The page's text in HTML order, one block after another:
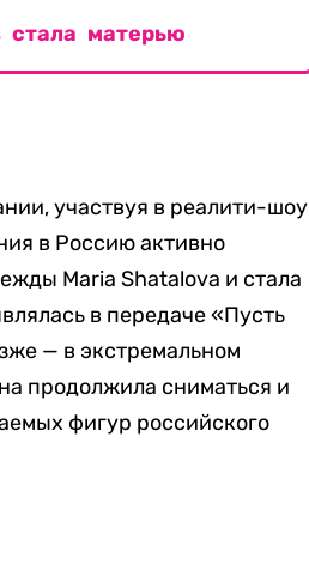
стала матерью
участвуя в реалити-шоу
в Россию активно
Maria Shatalova и стала
в передаче «Пусть
— в экстремальном
продолжила сниматься и
фигур российского